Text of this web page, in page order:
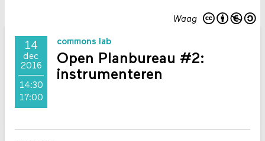
Waag
14
dec
2016
14:30
17:00
commons lab
Open Planbureau #2:
instrumenteren